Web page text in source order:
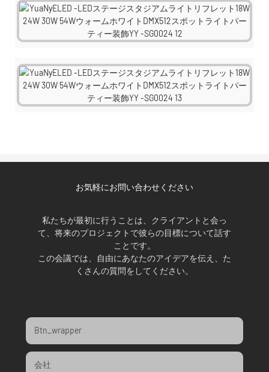
お気軽にお問い合わせください
私たちが最初に行うことは、クライアントと会っ
て、将来のプロジェクトで彼らの目標について話す
ことです。
この会議では、自由にあなたのアイデアを伝え、た
くさんの質問をしてください。
Btn_wrapper
会社